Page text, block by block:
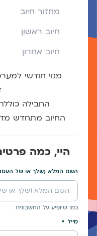
מחזור חיוב
חיוב ראשון
חיוב אחרון
החבילה
החיוב מתחדש
היי, כמה
השם המלא (שלך או של
כמו שיופיע על החשבונית
מייל